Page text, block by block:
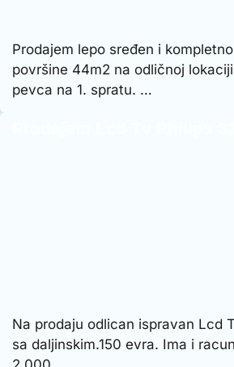
Prodajem lepo sređen i
površine 44m2 na odličnoj
pevca na 1. spratu. …
Na prodaju odlican ispravan Lcd
sa daljinskim.150 evra. Ima i